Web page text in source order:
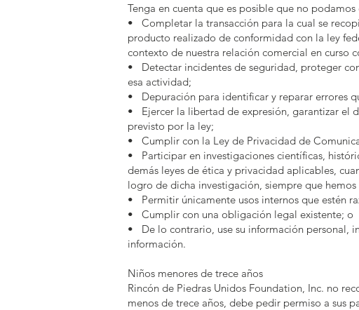
Tenga en cuenta que es posible que no
• Completar la transacción para la cual se
producto realizado de conformidad con la ley
contexto de nuestra relación comercial en curso
• Detectar incidentes de seguridad, proteger
esa actividad;
• Depuración para identificar y reparar errores
• Ejercer la libertad de expresión, garantizar el
previsto por la ley;
• Cumplir con la Ley de Privacidad de
• Participar en investigaciones científicas,
demás leyes de ética y privacidad aplicables,
logro de dicha investigación, siempre que
• Permitir únicamente usos internos que estén
• Cumplir con una obligación legal existente; o
• De lo contrario, use su información personal,
información.
Niños menores de trece años
Rincón de Piedras Unidos Foundation, Inc. no
menos de trece años, debe pedir permiso a sus